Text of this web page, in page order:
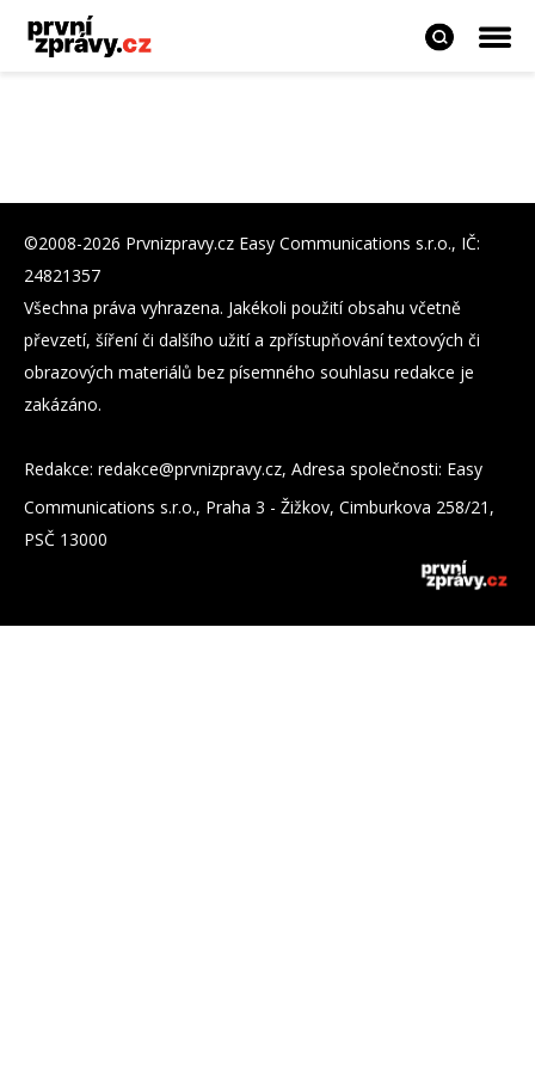
©2008-2026 Prvnizpravy.cz Easy Communications s.r.o., IČ:
24821357
Všechna práva vyhrazena. Jakékoli použití obsahu včetně
převzetí, šíření či dalšího užití a zpřístupňování textových či
obrazových materiálů bez písemného souhlasu redakce je
zakázáno.
Redakce: zc.yvarpzinvrp@eckader, Adresa společnosti: Easy
Communications s.r.o., Praha 3 - Žižkov, Cimburkova 258/21,
PSČ 13000